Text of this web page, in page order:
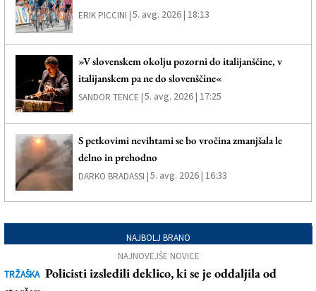
ERIK PICCINI |5. avg. 2026 | 18:13
»V slovenskem okolju pozorni do italijanščine, v
italijanskem pa ne do slovenščine«
SANDOR TENCE |5. avg. 2026 | 17:25
S petkovimi nevihtami se bo vročina zmanjšala le
delno in prehodno
DARKO BRADASSI |5. avg. 2026 | 16:33
NAJBOLJ BRANO
NAJNOVEJŠE NOVICE
TRŽAŠKA Policisti izsledili deklico, ki se je oddaljila od